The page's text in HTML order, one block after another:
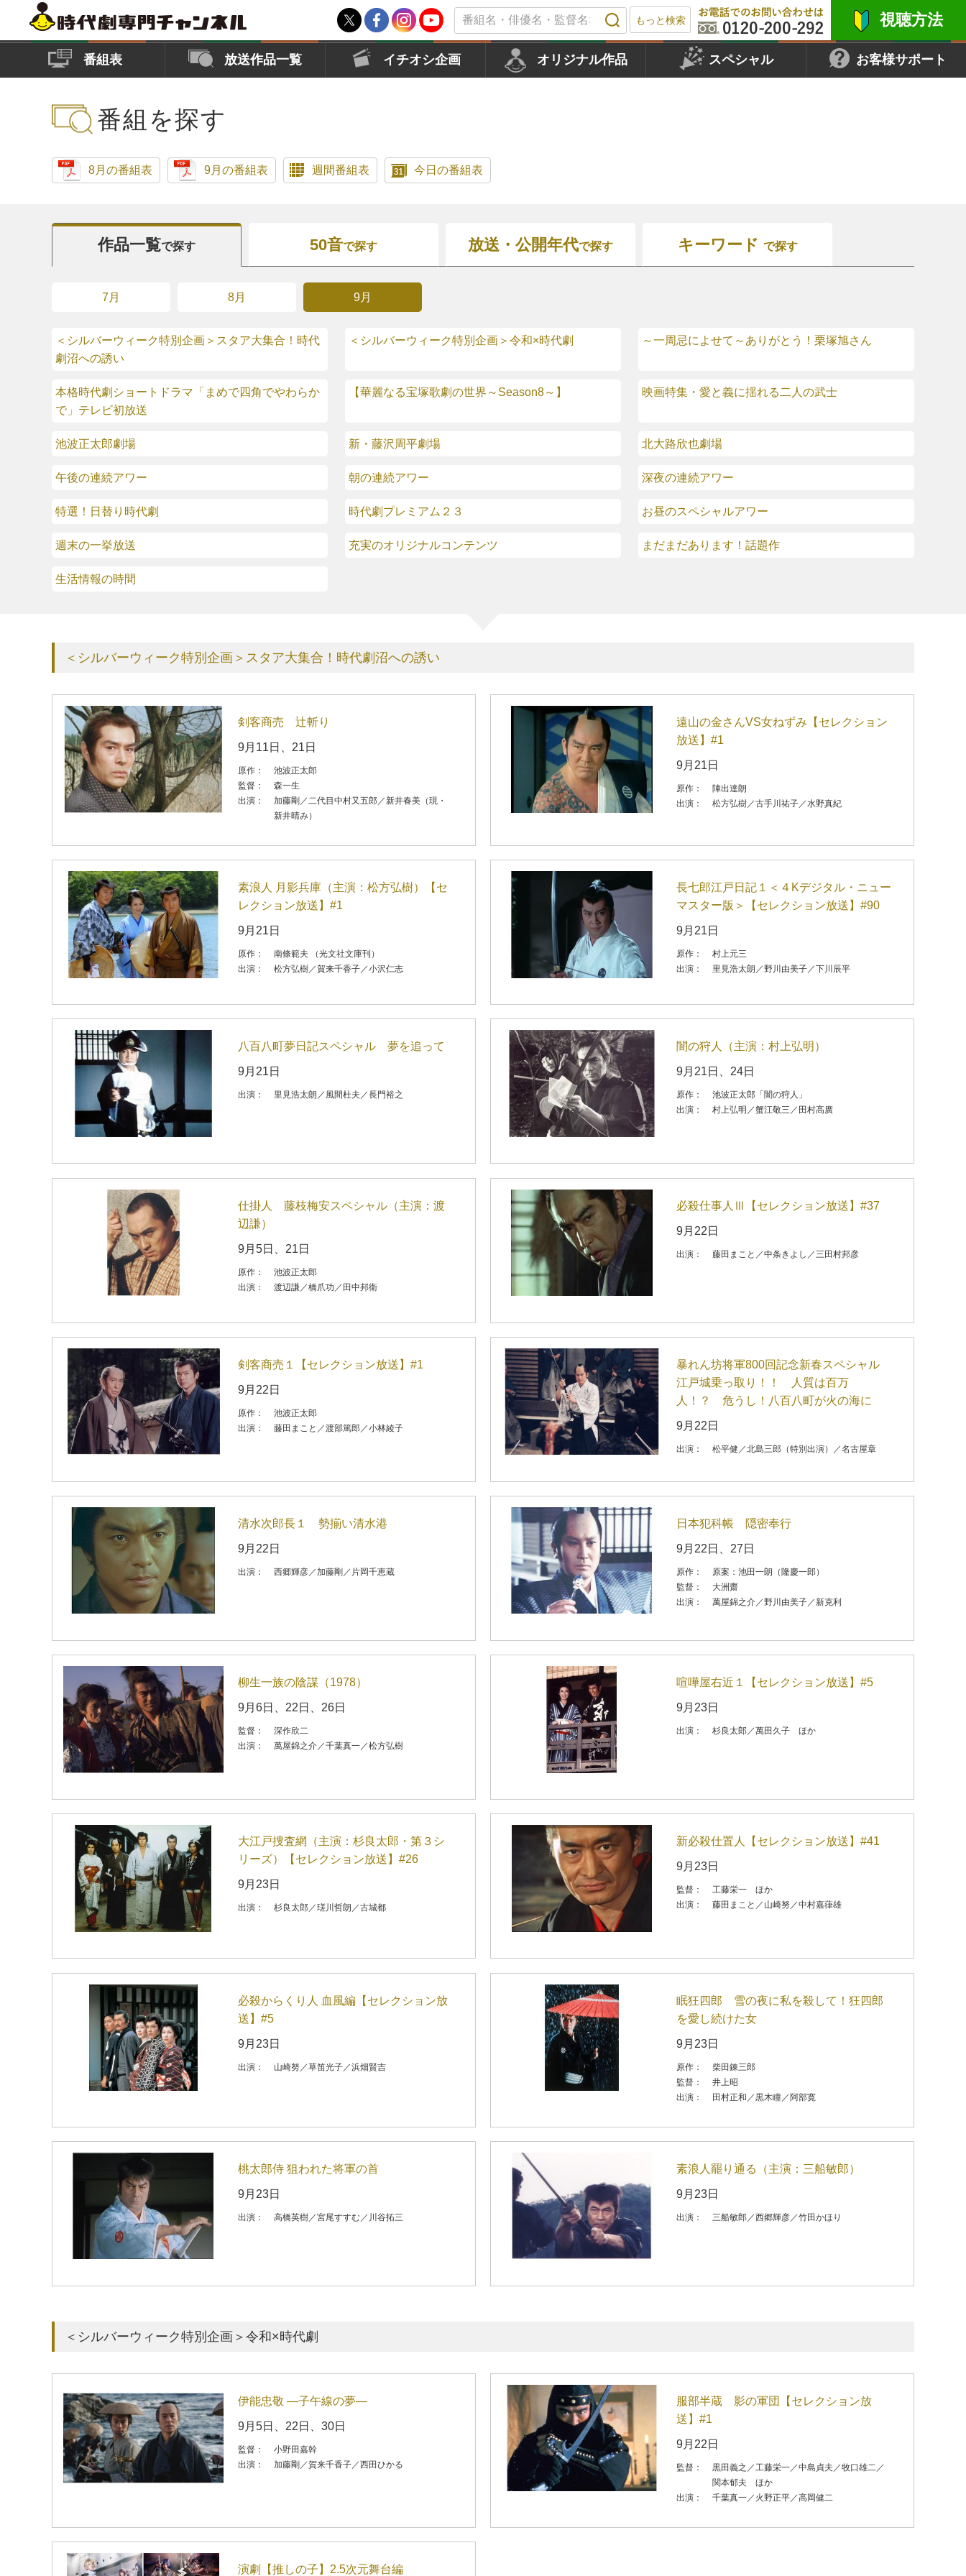
もっと検索 視聴方法
番組表 放送作品一覧 イチオシ企画 オリジナル作品 スペシャル お客様サポート
番組を探す
8月の番組表 9月の番組表 週間番組表 今日の番組表
作品一覧で探す 50音で探す 放送・ 公開年代で探す キーワード で探す
7月 8月 9月
＜シルバーウィーク特別企画＞スタア大集合！時代
劇沼への誘い
＜シルバーウィーク特別企画＞令和×時代劇 ～一周忌によせて～ありがとう！栗塚旭さん
本格時代劇ショートドラマ「まめで四角でやわらか
で」テレビ初放送
【華麗なる宝塚歌劇の世界～Season8～】 映画特集・愛と義に揺れる二人の武士
池波正太郎劇場 新・藤沢周平劇場 北大路欣也劇場
午後の連続アワー 朝の連続アワー 深夜の連続アワー
特選！日替り時代劇 時代劇プレミアム２３ お昼のスペシャルアワー
週末の一挙放送 充実のオリジナルコンテンツ まだまだあります！話題作
生活情報の時間
＜シルバーウィーク特別企画＞スタア大集合！時代劇沼への誘い
剣客商売 辻斬り
9月11日、21日
原作：
池波正太郎
監督：
森一生
出演：
加藤剛／二代目中村又五郎／新井春美（現・
新井晴み）
遠山の金さんVS女ねずみ【セレクション
放送】#1
9月21日
原作：
陣出達朗
出演：
松方弘樹／古手川祐子／水野真紀
素浪人 月影兵庫（主演：松方弘樹）【セ
レクション放送】#1
9月21日
原作：
南條範夫 （光文社文庫刊）
出演：
松方弘樹／賀来千香子／小沢仁志
長七郎江戸日記１＜４Kデジタル・ニュー
マスター版＞【セレクション放送】#90
9月21日
原作：
村上元三
出演：
里見浩太朗／野川由美子／下川辰平
八百八町夢日記スペシャル 夢を追って
9月21日
出演： 里見浩太朗／風間杜夫／長門裕之
闇の狩人（主演：村上弘明）
9月21日、24日
原作：
池波正太郎「闇の狩人」
出演：
村上弘明／蟹江敬三／田村高廣
仕掛人 藤枝梅安スペシャル（主演：渡
辺謙）
9月5日、21日
原作：
池波正太郎
出演：
渡辺謙／橋爪功／田中邦衛
必殺仕事人Ⅲ【セレクション放送】#37
9月22日
出演： 藤田まこと／中条きよし／三田村邦彦
剣客商売１【セレクション放送】#1
9月22日
原作：
池波正太郎
出演：
藤田まこと／渡部篤郎／小林綾子
暴れん坊将軍800回記念新春スペシャル
江戸城乗っ取り！！ 人質は百万
人！？ 危うし！八百八町が火の海に
9月22日
出演： 松平健／北島三郎（特別出演）／名古屋章
清水次郎長１ 勢揃い清水港
9月22日
出演： 西郷輝彦／加藤剛／片岡千恵蔵
日本犯科帳 隠密奉行
9月22日、27日
原作：
原案：池田一朗（隆慶一郎）
監督：
大洲齋
出演：
萬屋錦之介／野川由美子／新克利
柳生一族の陰謀（1978）
9月6日、22日、26日
監督：
深作欣二
出演：
萬屋錦之介／千葉真一／松方弘樹
喧嘩屋右近１【セレクション放送】#5
9月23日
出演： 杉良太郎／萬田久子 ほか
大江戸捜査網（主演：杉良太郎・第３シ
リーズ）【セレクション放送】#26
9月23日
出演： 杉良太郎／瑳川哲朗／古城都
新必殺仕置人【セレクション放送】#41
9月23日
監督：
工藤栄一 ほか
出演：
藤田まこと／山崎努／中村嘉葎雄
必殺からくり人 血風編【セレクション放
送】#5
9月23日
出演： 山崎努／草笛光子／浜畑賢吉
眠狂四郎 雪の夜に私を殺して！狂四郎
を愛し続けた女
9月23日
原作：
柴田錬三郎
監督：
井上昭
出演：
田村正和／黒木瞳／阿部寛
桃太郎侍 狙われた将軍の首
9月23日
出演： 高橋英樹／宮尾すすむ／川谷拓三
素浪人罷り通る（主演：三船敏郎）
9月23日
出演： 三船敏郎／西郷輝彦／竹田かほり
＜シルバーウィーク特別企画＞令和×時代劇
伊能忠敬 ―子午線の夢―
9月5日、22日、30日
監督：
小野田嘉幹
出演：
加藤剛／賀来千香子／西田ひかる
服部半蔵 影の軍団【セレクション放
送】#1
9月22日
監督：
黒田義之／工藤栄一／中島貞夫／牧口雄二／
関本郁夫 ほか
出演：
千葉真一／火野正平／高岡健二
演劇【推しの子】2.5次元舞台編